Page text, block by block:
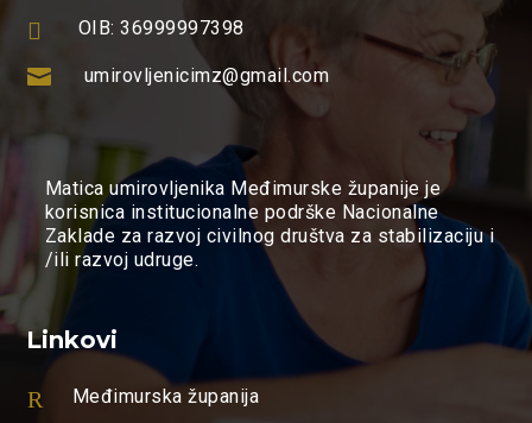
 OIB: 36999997398
 umirovljenicimz@gmail.com
Matica umirovljenika Međimurske županije je
korisnica institucionalne podrške Nacionalne
Zaklade za razvoj civilnog društva za stabilizaciju i
/ili razvoj udruge.
Linkovi
R Međimurska županija